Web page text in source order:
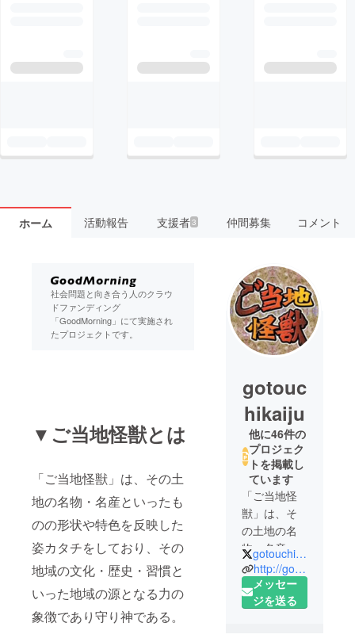
ホーム 活動報告 支援者3 仲間募集 コメント
社会問題と向き合う人のクラウ
ドファンディング
「GoodMorning」にて実施され
たプロジェクトです。
▼ご当地怪獣とは
「ご当地怪獣」は、その土
地の名物・名産といったも
のの形状や特色を反映した
姿カタチをしており、その
地域の文化・歴史・習慣と
いった地域の源となる力の
象徴であり守り神である。
gotouc
hikaiju
他に46件の
プロジェク
トを掲載し
ています
「ご当地怪
獣」は、そ
の土地の名
物・名産と
いったもの
の形状や特
色を反映し
gotouchikaiju
http://gotouchikaiju.com/
メッセー
ジを送る